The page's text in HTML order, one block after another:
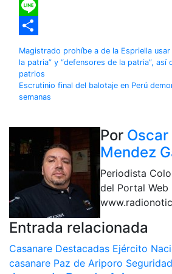
Yahoo
Mail
Line
Navegación
de
entradas
Magistrado prohíbe a de la Espriella
la patria” y “defensores de la patria”, así
patrios
Escrutinio final del balotaje en Perú
semanas
Por
Mendez
Periodista
del Portal Web
Entrada relacionada
Casanare Destacadas Ejército
casanare Paz de Ariporo Seguridad